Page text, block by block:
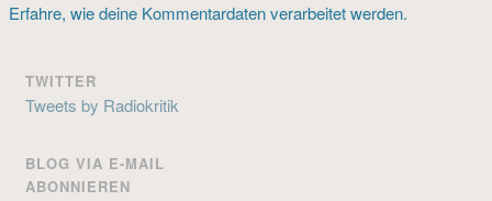
Erfahre, wie deine Kommentardaten verarbeitet werden.
TWITTER
Tweets by Radiokritik
BLOG VIA E-MAIL
ABONNIEREN